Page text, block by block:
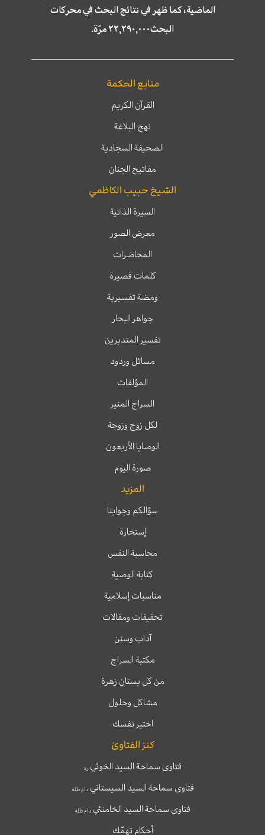
الماضية، كما ظهر في نتائج البحث في محركات
البحث٢٢,٢٩٠,٠٠٠ مرّة.
منابع الحكمة
القرآن الكريم
نهج البلاغة
الصحيفة السجادية
مفاتيح الجنان
الشيخ حبيب الكاظمي
السيرة الذاتية
معرض الصور
المحاضرات
كلمات قصيرة
ومضة تفسيرية
جواهر البحار
تفسير المتدبرين
مسائل وردود
المؤلفات
السراج المنير
لكل زوج وزوجة
الوصايا الأربعون
صورة اليوم
المزيد
سؤالكم وجوابنا
إستخارة
محاسبة النفس
كتابة الوصية
مناسبات إسلامية
تحقيقات ومقالات
آداب وسنن
مكتبة السراج
من كل بستان زهرة
مشاكل وحلول
اختبر نفسك
كنز الفتاوىٰ
فتاوى سماحة السيد الخوئيره
فتاوى سماحة السيد السيستانيدام ظله
فتاوى سماحة السيد الخامنئي دام ظله
أحكام تهمّك